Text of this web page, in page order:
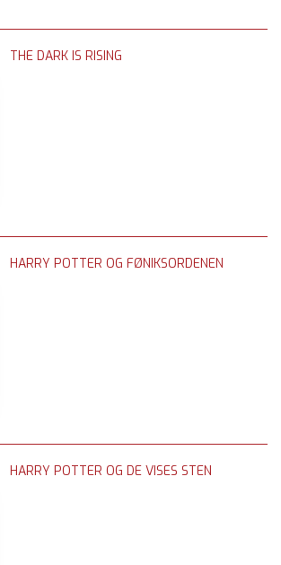
THE DARK IS RISING
HARRY POTTER OG FØNIKSORDENEN
HARRY POTTER OG DE VISES STEN